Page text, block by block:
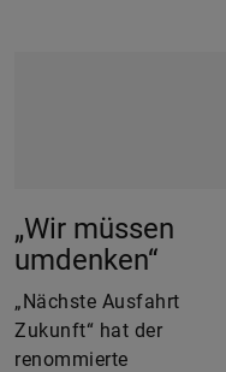
„Wir müssen
umdenken“
„Nächste Ausfahrt
Zukunft“ hat der
renommierte